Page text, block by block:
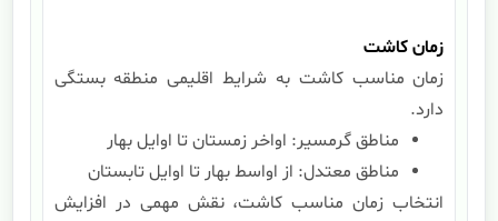
زمان کاشت
زمان مناسب کاشت به شرایط اقلیمی منطقه بستگی
دارد.
مناطق گرمسیر: اواخر زمستان تا اوایل بهار
مناطق معتدل: از اواسط بهار تا اوایل تابستان
انتخاب زمان مناسب کاشت، نقش مهمی در افزایش